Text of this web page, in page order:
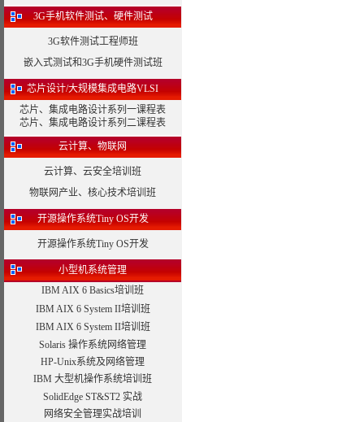
3G手机软件测试、硬件测试
3G软件测试工程师班
嵌入式测试和3G手机硬件测试班
芯片设计/大规模集成电路VLSI
芯片、集成电路设计系列一课程表
芯片、集成电路设计系列二课程表
云计算、物联网
云计算、云安全培训班
物联网产业、核心技术培训班
开源操作系统Tiny OS开发
开源操作系统Tiny OS开发
小型机系统管理
IBM AIX 6 Basics培训班
IBM AIX 6 System II培训班
IBM AIX 6 System II培训班
Solaris 操作系统网络管理
HP-Unix系统及网络管理
IBM 大型机操作系统培训班
SolidEdge ST&ST2 实战
网络安全管理实战培训